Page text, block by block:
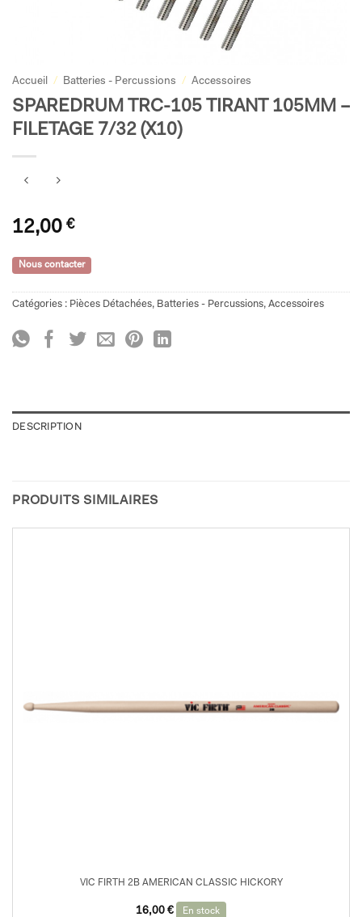
Accueil / Batteries - Percussions / Accessoires
SPAREDRUM TRC-105 TIRANT 105MM –
FILETAGE 7/32 (X10)
12,00 €
Nous contacter
Catégories : Pièces Détachées, Batteries - Percussions, Accessoires
DESCRIPTION
PRODUITS SIMILAIRES
VIC FIRTH 2B AMERICAN CLASSIC HICKORY
16,00 € En stock